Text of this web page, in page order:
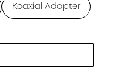
Koaxial Adapter